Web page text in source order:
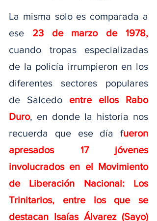
La misma solo es comparada a
ese 23 de marzo de 1978,
cuando tropas especializadas
de la policía irrumpieron en los
diferentes sectores populares
de Salcedo entre ellos Rabo
Duro, en donde la historia nos
recuerda que ese día fueron
apresados 17 jóvenes
involucrados en el Movimiento
de Liberación Nacional: Los
Trinitarios, entre los que se
destacan Isaías Álvarez (Sayo)